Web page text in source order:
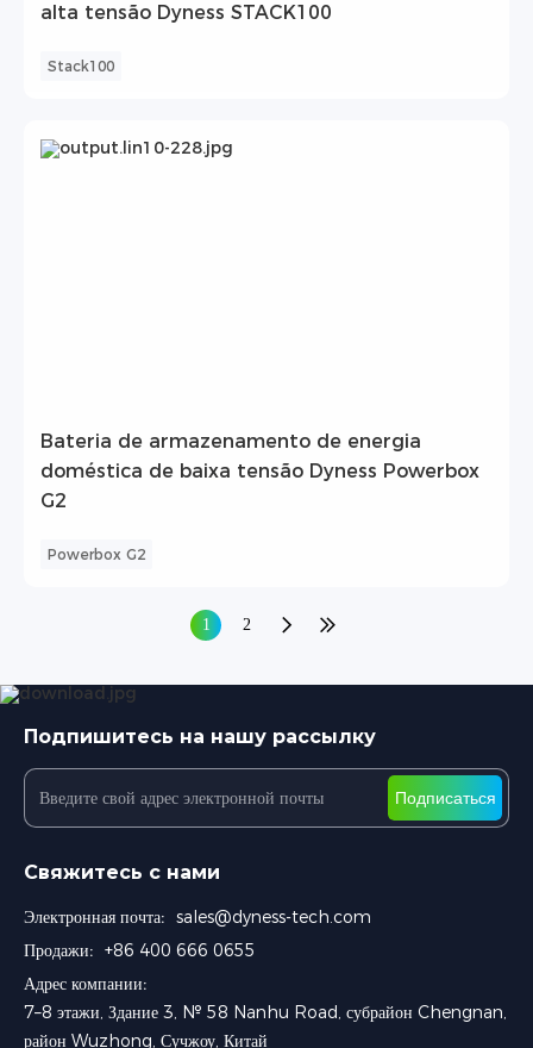
alta tensão Dyness STACK100
Stack100
Bateria de armazenamento de energia
doméstica de baixa tensão Dyness Powerbox
G2
Powerbox G2
1 2
Подпишитесь на нашу рассылку
Подписаться
Свяжитесь с нами
Электронная почта: sales@dyness-tech.com
Продажи: +86 400 666 0655
Адрес компании:
7–8 этажи, Здание 3, № 58 Nanhu Road, субрайон Chengnan,
район Wuzhong, Сучжоу, Китай